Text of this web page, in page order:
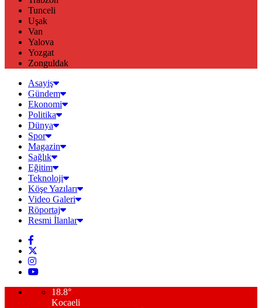
Tunceli
Uşak
Van
Yalova
Yozgat
Zonguldak
Asayiş
Gündem
Ekonomi
Politika
Dünya
Spor
Magazin
Sağlık
Eğitim
Teknoloji
Köşe Yazıları
Video Galeri
Röportaj
Resmi İlanlar
18.8°
Kocaeli